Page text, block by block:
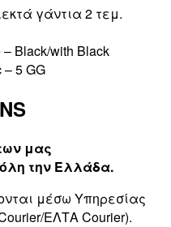
γάντια 2 τεμ.
Black/with Black
5 GG
μας
την Ελλάδα.
μέσω Υπηρεσίας
ΕΛΤΑ Courier).